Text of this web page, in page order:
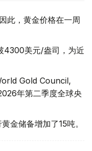
此，黄金价格在一周
4300美元/盎司，为近
Gold Council,
年第二季度全球央
金储备增加了15吨。